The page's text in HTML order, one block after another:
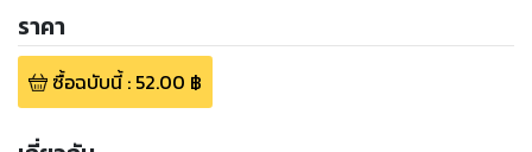
ราคา
ซื้อฉบับนี้: 52.00 ฿